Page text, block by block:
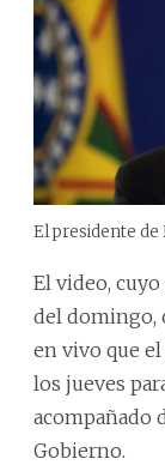
El presidente de
El video,
del domingo,
en vivo que
los jueves
acompañado
Gobierno.